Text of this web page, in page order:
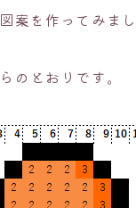
案を作ってみま
のとおりです。